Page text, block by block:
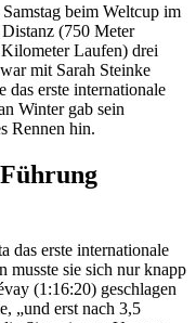
beim Weltcup im
(750 Meter
Laufen) drei
mit Sarah Steinke
das erste internationale
Winter gab sein
Rennen hin.
das erste internationale
musste sie sich nur knapp
(1:16:20) geschlagen
„und erst nach 3,5